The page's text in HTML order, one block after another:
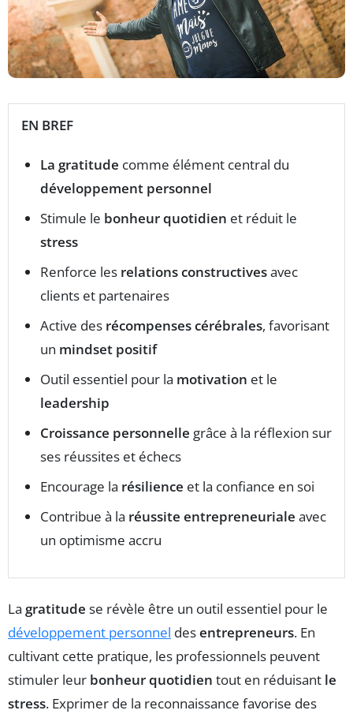
EN BREF
La gratitude comme élément central du
développement personnel
Stimule le bonheur quotidien et réduit le
stress
Renforce les relations constructivesavec
clients et partenaires
Active des récompenses cérébrales, favorisant
un mindset positif
Outil essentiel pour la motivation et le
leadership
Croissance personnelle grâce à la réflexion sur
ses réussites et échecs
Encourage la résilience et la confiance en soi
Contribue à la réussite entrepreneuriale avec
un optimisme accru
La gratitude se révèle être un outil essentiel pour le
développement personnel desentrepreneurs. En
cultivant cette pratique, les professionnels peuvent
stimuler leur bonheur quotidien tout en réduisant le
stress. Exprimer de la reconnaissance favorise des